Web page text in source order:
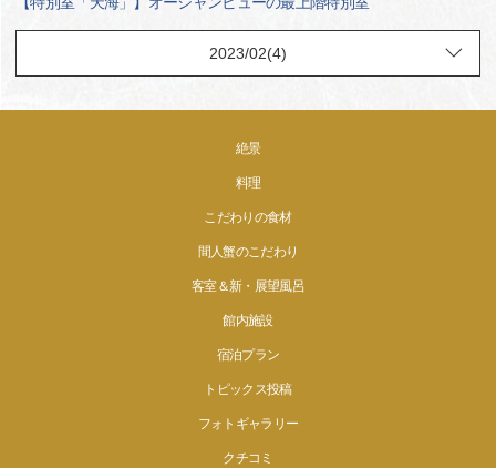
絶景
料理
こだわりの食材
間人蟹のこだわり
客室＆新・展望風呂
館内施設
宿泊プラン
トピックス投稿
フォトギャラリー
クチコミ